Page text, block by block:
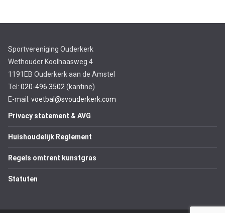
Sportvereniging Ouderkerk
Wethouder Koolhaasweg 4
1191EB Ouderkerk aan de Amstel
Tel: 020-496 3502 (kantine)
E-mail: voetbal@svouderkerk.com
Privacy statement & AVG
Huishoudelijk Reglement
Regels omtrent kunstgras
Statuten